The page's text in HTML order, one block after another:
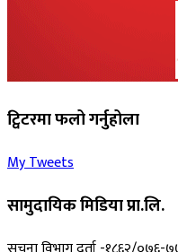
ट्विटरमा फलो गर्नुहोला
My Tweets
सामुदायिक मिडिया प्रा.लि.